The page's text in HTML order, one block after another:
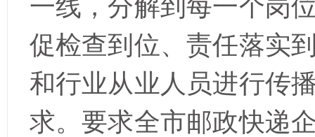
一线，分解到每一个岗
促检查到位、责任落实
和行业从业人员进行传
求。 要求全市邮政快递